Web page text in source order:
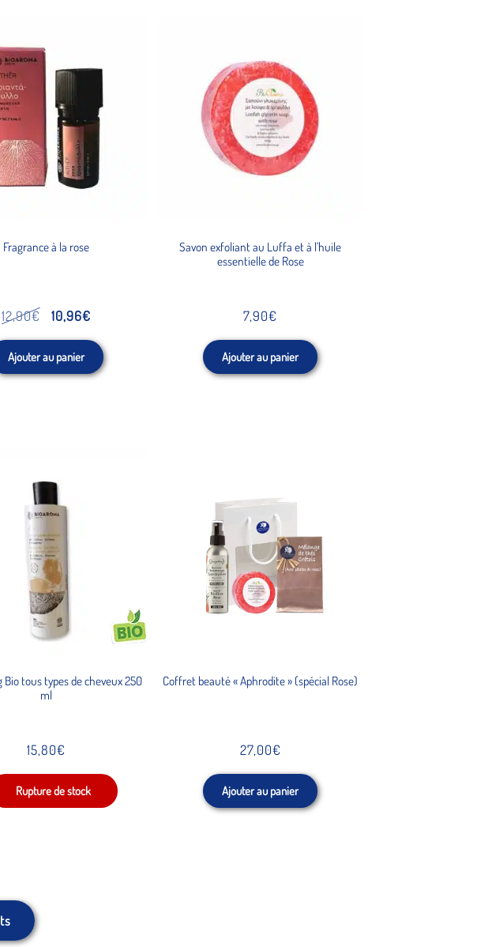
2026
Fragrance à la rose
12,90€
Le
prix
initial
était :
10,96€
prix
actuel
est :
Ajouter au panier
Savon exfoliant au Luffa et à l’huile
essentielle de Rose
7,90€
Ajouter au panier
Bio tous types de cheveux 250
ml
15,80€
Coffret beauté « Aphrodite » (spécial Rose)
27,00€
Ajouter au panier